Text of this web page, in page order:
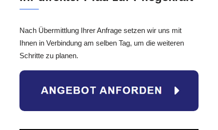
Nach Übermittlung Ihrer Anfrage setzen wir uns mit
Ihnen in Verbindung am selben Tag, um die weiteren
Schritte zu planen.